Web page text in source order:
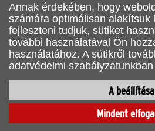
Annak érdekében, hogy
számára optimálisan alakítsuk
fejleszteni tudjuk, sütiket
további használatával Ön
használatához. A sütikről
adatvédelmi
A beállítása
Mindent
Bejegyzés
Van már fiókod? Kérjük,